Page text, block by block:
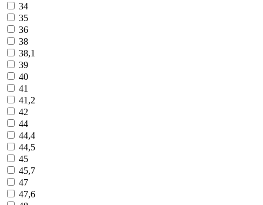
34
35
36
38
38,1
39
40
41
41,2
42
44
44,4
44,5
45
45,7
47
47,6